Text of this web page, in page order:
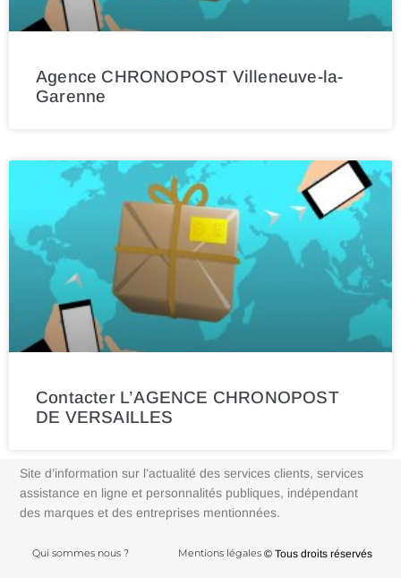
Agence CHRONOPOST Villeneuve-la-
Garenne
Contacter L’AGENCE CHRONOPOST
DE VERSAILLES
Site d’information sur l’actualité des services clients, services
assistance en ligne et personnalités publiques, indépendant
des marques et des entreprises mentionnées.
Qui sommes nous ? Mentions légales © Tous droits réservés